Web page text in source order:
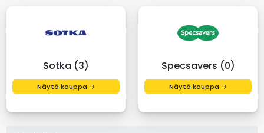
Sotka (3)
Näytä kauppa →
Specsavers (0)
Näytä kauppa →